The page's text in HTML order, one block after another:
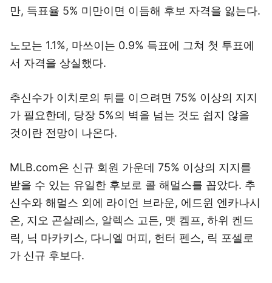
만, 득표율 5% 미만이면 이듬해 후보 자격을 잃는다.
노모는 1.1%, 마쓰이는 0.9% 득표에 그쳐 첫 투표에
서 자격을 상실했다.
추신수가 이치로의 뒤를 이으려면 75% 이상의 지지
가 필요한데, 당장 5%의 벽을 넘는 것도 쉽지 않을
것이란 전망이 나온다.
MLB.com은 신규 회원 가운데 75% 이상의 지지를
받을 수 있는 유일한 후보로 콜 해멀스를 꼽았다. 추
신수와 해멀스 외에 라이언 브라운, 에드윈 엔카나시
온, 지오 곤살레스, 알렉스 고든, 맷 켐프, 하위 켄드
릭, 닉 마카키스, 다니엘 머피, 헌터 펜스, 릭 포셀로
가 신규 후보다.